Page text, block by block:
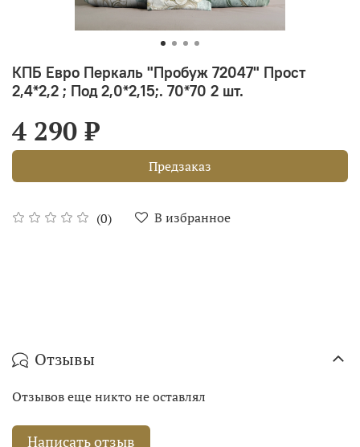
КПБ Евро Перкаль "Пробуж 72047" Прост
2,4*2,2 ; Под 2,0*2,15;. 70*70 2 шт.
(0) В избранное
4 290 ₽
Предзаказ
Отзывы
Отзывов еще никто не оставлял
Написать отзыв